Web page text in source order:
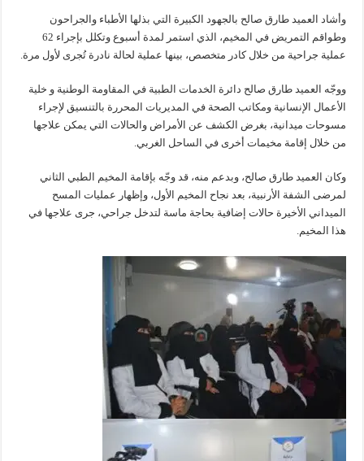
وأشاد العميد طارق صالح بالجهود الكبيرة التي بذلها الأطباء والجراحون
وطواقم التمريض في المخيم، الذي استمر لمدة أسبوع وتكلل بإجراء 62
عملية جراحية من خلال كادر متخصص، بينها عملية لحالة نادرة تُجرى لأول مرة.
ووجّه العميد طارق صالح دائرة الخدمات الطبية في المقاومة الوطنية و خلية
الأعمال الإنسانية ومكاتب الصحة في المديريات المحررة بالتنسيق لإجراء
مسوحات ميدانية، بغرض الكشف عن الأمراض والحالات التي يمكن علاجها
من خلال إقامة مخيمات أخرى في الساحل الغربي.
وكان العميد طارق صالح، وبدعم منه، قد وجّه بإقامة المخيم الطبي الثاني
لمرضى الشفة الأرنبية، بعد نجاح المخيم الأول، وإظهار عمليات المسح
الميداني الأخيرة حالات إضافية بحاجة ماسة لتدخل جراحي، جرى علاجها في
هذا المخيم.